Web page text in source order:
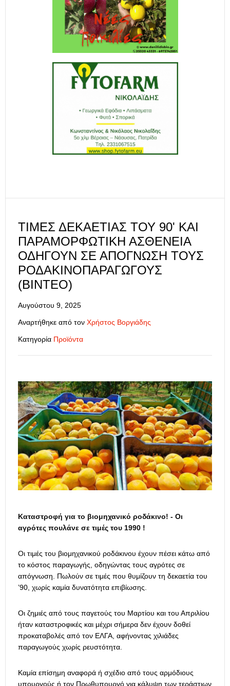
ΤΙΜΈΣ ΔΕΚΑΕΤΊΑΣ ΤΟΥ 90' ΚΑΙ
ΠΑΡΑΜΟΡΦΩΤΙΚΉ ΑΣΘΈΝΕΙΑ
ΟΔΗΓΟΎΝ ΣΕ ΑΠΌΓΝΩΣΗ ΤΟΥΣ
ΡΟΔΑΚΙΝΟΠΑΡΑΓΩΓΟΎΣ
(ΒΊΝΤΕΟ)
Αυγούστου 9, 2025
Αναρτήθηκε από τον Χρήστος Βοργιάδης
Κατηγορία Προϊόντα
Καταστροφή για το βιομηχανικό ροδάκινο! - Οι
αγρότες πουλάνε σε τιμές του 1990 !
Οι τιμές του βιομηχανικού ροδάκινου έχουν πέσει κάτω από
το κόστος παραγωγής, οδηγώντας τους αγρότες σε
απόγνωση. Πωλούν σε τιμές που θυμίζουν τη δεκαετία του
’90, χωρίς καμία δυνατότητα επιβίωσης.
Οι ζημιές από τους παγετούς του Μαρτίου και του Απριλίου
ήταν καταστροφικές και μέχρι σήμερα δεν έχουν δοθεί
προκαταβολές από τον ΕΛΓΑ, αφήνοντας χιλιάδες
παραγωγούς χωρίς ρευστότητα.
Καμία επίσημη αναφορά ή σχέδιο από τους αρμόδιους
υπουργούς ή τον Πρωθυπουργό για κάλυψη των τεράστιων